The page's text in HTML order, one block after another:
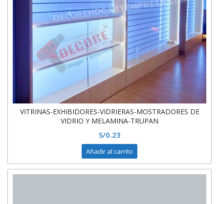
VITRINAS-EXHIBIDORES-VIDRIERAS-MOSTRADORES DE
VIDRIO Y MELAMINA-TRUPAN
S/0.23
Añadir al carrito